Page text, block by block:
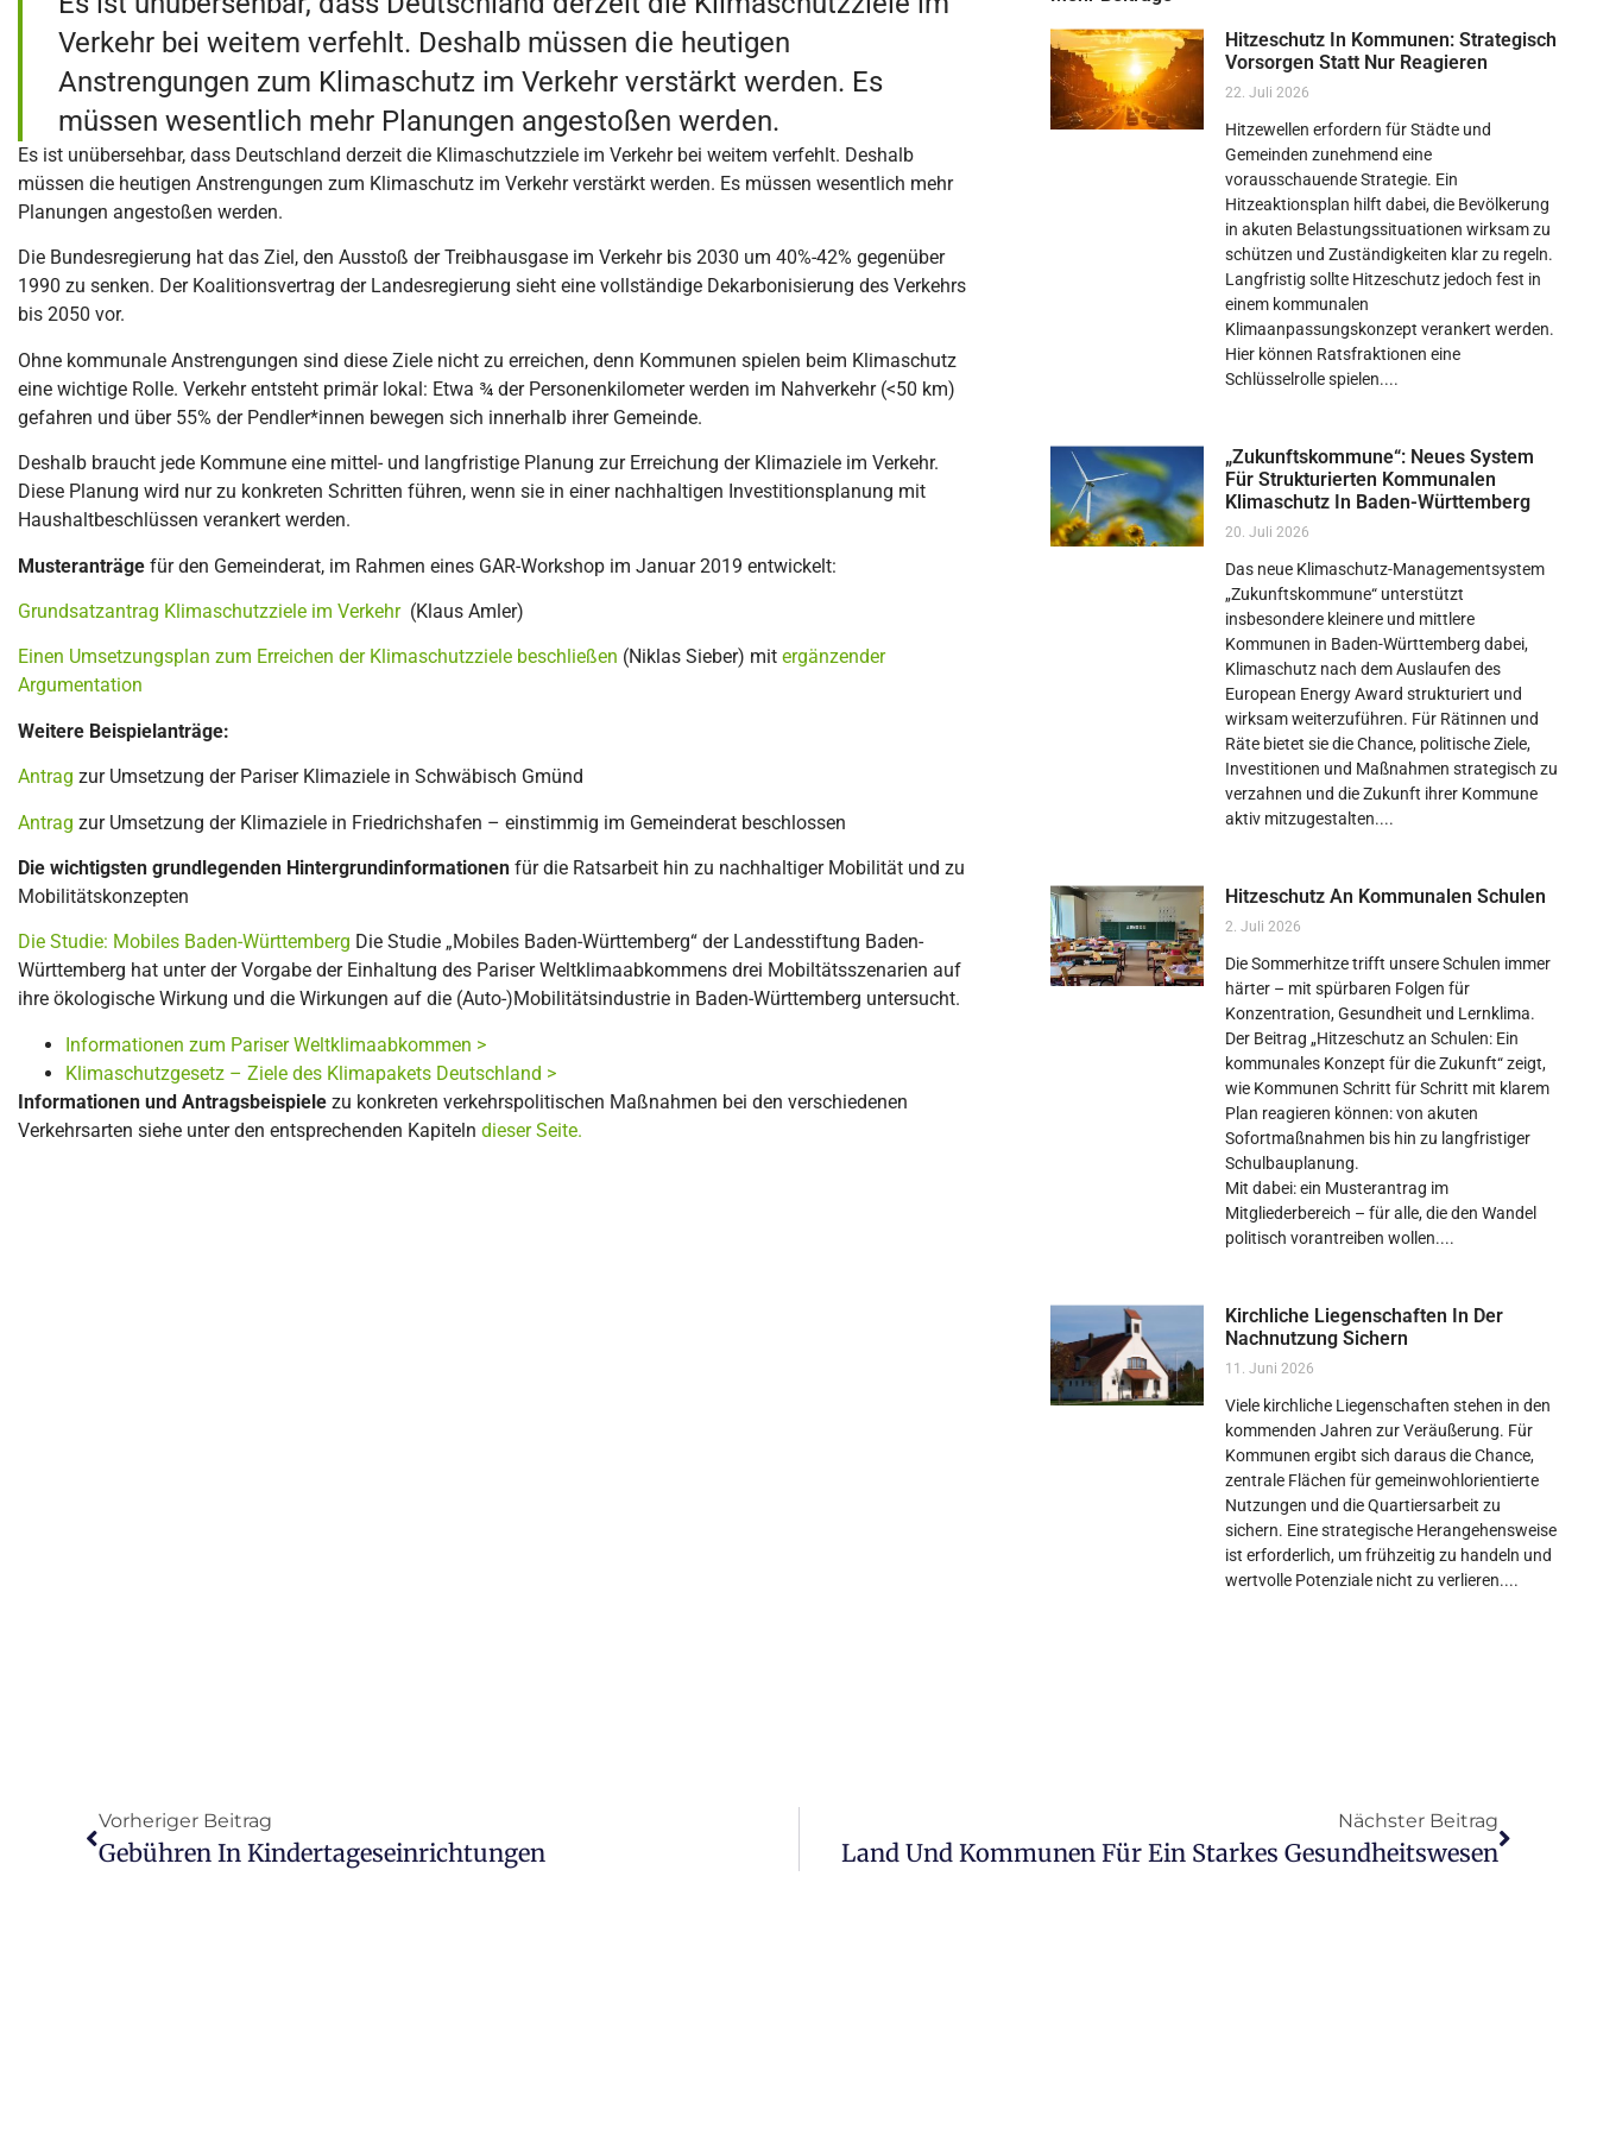
Verkehr bei weitem verfehlt. Deshalb müssen die heutigen
Anstrengungen zum Klimaschutz im Verkehr verstärkt werden. Es
müssen wesentlich mehr Planungen angestoßen werden.
Es ist unübersehbar, dass Deutschland derzeit die Klimaschutzziele im Verkehr bei weitem verfehlt. Deshalb
müssen die heutigen Anstrengungen zum Klimaschutz im Verkehr verstärkt werden. Es müssen wesentlich mehr
Planungen angestoßen werden.
Die Bundesregierung hat das Ziel, den Ausstoß der Treibhausgase im Verkehr bis 2030 um 40%-42% gegenüber
1990 zu senken. Der Koalitionsvertrag der Landesregierung sieht eine vollständige Dekarbonisierung des Verkehrs
bis 2050 vor.
Ohne kommunale Anstrengungen sind diese Ziele nicht zu erreichen, denn Kommunen spielen beim Klimaschutz
eine wichtige Rolle. Verkehr entsteht primär lokal: Etwa ¾ der Personenkilometer werden im Nahverkehr (<50 km)
gefahren und über 55% der Pendler*innen bewegen sich innerhalb ihrer Gemeinde.
Deshalb braucht jede Kommune eine mittel- und langfristige Planung zur Erreichung der Klimaziele im Verkehr.
Diese Planung wird nur zu konkreten Schritten führen, wenn sie in einer nachhaltigen Investitionsplanung mit
Haushaltbeschlüssen verankert werden.
Musteranträge für den Gemeinderat, im Rahmen eines GAR-Workshop im Januar 2019 entwickelt:
Grundsatzantrag Klimaschutzziele im Verkehr(Klaus Amler)
Einen Umsetzungsplan zum Erreichen der Klimaschutzziele beschließen (Niklas Sieber) mit ergänzender
Argumentation
Weitere Beispielanträge:
Antrag zur Umsetzung der Pariser Klimaziele in Schwäbisch Gmünd
Antrag zur Umsetzung der Klimaziele in Friedrichshafen – einstimmig im Gemeinderat beschlossen
Die wichtigsten grundlegenden Hintergrundinformationen für die Ratsarbeit hin zu nachhaltiger Mobilität und zu
Mobilitätskonzepten
Die Studie: Mobiles Baden-Württemberg Die Studie „Mobiles Baden-Württemberg“ der Landesstiftung Baden-
Württemberg hat unter der Vorgabe der Einhaltung des Pariser Weltklimaabkommens drei Mobiltätsszenarien auf
ihre ökologische Wirkung und die Wirkungen auf die (Auto-)Mobilitätsindustrie in Baden-Württemberg untersucht.
Informationen zum Pariser Weltklimaabkommen >
Klimaschutzgesetz – Ziele des Klimapakets Deutschland >
Informationen und Antragsbeispiele zu konkreten verkehrspolitischen Maßnahmen bei den verschiedenen
Verkehrsarten siehe unter den entsprechenden Kapiteln dieser Seite.
Hitzeschutz In Kommunen: Strategisch
Vorsorgen Statt Nur Reagieren
22. Juli 2026
Hitzewellen erfordern für Städte und
Gemeinden zunehmend eine
vorausschauende Strategie. Ein
Hitzeaktionsplan hilft dabei, die Bevölkerung
in akuten Belastungssituationen wirksam zu
schützen und Zuständigkeiten klar zu regeln.
Langfristig sollte Hitzeschutz jedoch fest in
einem kommunalen
Klimaanpassungskonzept verankert werden.
Hier können Ratsfraktionen eine
Schlüsselrolle spielen.
„Zukunftskommune“: Neues System
Für Strukturierten Kommunalen
Klimaschutz In Baden-Württemberg
20. Juli 2026
Das neue Klimaschutz-Managementsystem
„Zukunftskommune“ unterstützt
insbesondere kleinere und mittlere
Kommunen in Baden-Württemberg dabei,
Klimaschutz nach dem Auslaufen des
European Energy Award strukturiert und
wirksam weiterzuführen. Für Rätinnen und
Räte bietet sie die Chance, politische Ziele,
Investitionen und Maßnahmen strategisch zu
verzahnen und die Zukunft ihrer Kommune
aktiv mitzugestalten.
Hitzeschutz An Kommunalen Schulen
2. Juli 2026
Die Sommerhitze trifft unsere Schulen immer
härter – mit spürbaren Folgen für
Konzentration, Gesundheit und Lernklima.
Der Beitrag „Hitzeschutz an Schulen: Ein
kommunales Konzept für die Zukunft“ zeigt,
wie Kommunen Schritt für Schritt mit klarem
Plan reagieren können: von akuten
Sofortmaßnahmen bis hin zu langfristiger
Schulbauplanung.
Mit dabei: ein Musterantrag im
Mitgliederbereich – für alle, die den Wandel
politisch vorantreiben wollen.
Kirchliche Liegenschaften In Der
Nachnutzung Sichern
11. Juni 2026
Viele kirchliche Liegenschaften stehen in den
kommenden Jahren zur Veräußerung. Für
Kommunen ergibt sich daraus die Chance,
zentrale Flächen für gemeinwohlorientierte
Nutzungen und die Quartiersarbeit zu
sichern. Eine strategische Herangehensweise
ist erforderlich, um frühzeitig zu handeln und
wertvolle Potenziale nicht zu verlieren.
Vorheriger Beitrag
Gebühren In Kindertageseinrichtungen
Nächster Beitrag
Land Und Kommunen Für Ein Starkes Gesundheitswesen